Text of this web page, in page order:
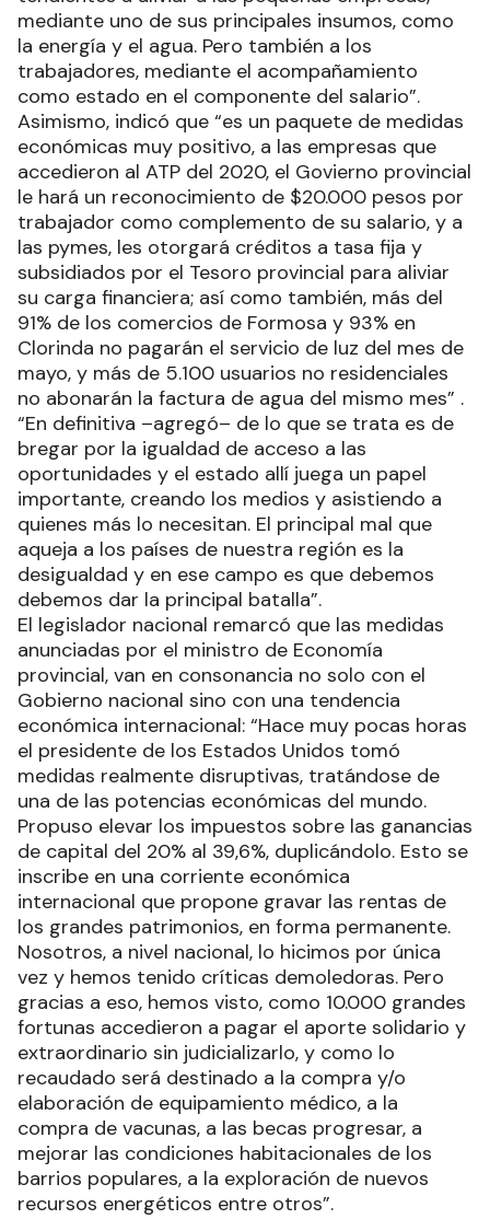
mediante uno de sus principales insumos, como
la energía y el agua. Pero también a los
trabajadores, mediante el acompañamiento
como estado en el componente del salario”.
Asimismo, indicó que “es un paquete de medidas
económicas muy positivo, a las empresas que
accedieron al ATP del 2020, el Govierno provincial
le hará un reconocimiento de $20.000 pesos por
trabajador como complemento de su salario, y a
las pymes, les otorgará créditos a tasa fija y
subsidiados por el Tesoro provincial para aliviar
su carga financiera; así como también, más del
91% de los comercios de Formosa y 93% en
Clorinda no pagarán el servicio de luz del mes de
mayo, y más de 5.100 usuarios no residenciales
no abonarán la factura de agua del mismo mes” .
“En definitiva –agregó– de lo que se trata es de
bregar por la igualdad de acceso a las
oportunidades y el estado allí juega un papel
importante, creando los medios y asistiendo a
quienes más lo necesitan. El principal mal que
aqueja a los países de nuestra región es la
desigualdad y en ese campo es que debemos
debemos dar la principal batalla”.
El legislador nacional remarcó que las medidas
anunciadas por el ministro de Economía
provincial, van en consonancia no solo con el
Gobierno nacional sino con una tendencia
económica internacional: “Hace muy pocas horas
el presidente de los Estados Unidos tomó
medidas realmente disruptivas, tratándose de
una de las potencias económicas del mundo.
Propuso elevar los impuestos sobre las ganancias
de capital del 20% al 39,6%, duplicándolo. Esto se
inscribe en una corriente económica
internacional que propone gravar las rentas de
los grandes patrimonios, en forma permanente.
Nosotros, a nivel nacional, lo hicimos por única
vez y hemos tenido críticas demoledoras. Pero
gracias a eso, hemos visto, como 10.000 grandes
fortunas accedieron a pagar el aporte solidario y
extraordinario sin judicializarlo, y como lo
recaudado será destinado a la compra y/o
elaboración de equipamiento médico, a la
compra de vacunas, a las becas progresar, a
mejorar las condiciones habitacionales de los
barrios populares, a la exploración de nuevos
recursos energéticos entre otros”.